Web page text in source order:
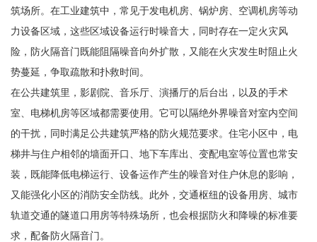
筑场所。在工业建筑中，常见于发电机房、锅炉房、空调机房等动
力设备区域，这些区域设备运行时噪音大，同时存在一定火灾风
险，防火隔音门既能阻隔噪音向外扩散，又能在火灾发生时阻止火
势蔓延，争取疏散和扑救时间。
在公共建筑里，影剧院、音乐厅、演播厅的后台出，以及的手术
室、电梯机房等区域都需要使用。它可以隔绝外界噪音对室内空间
的干扰，同时满足公共建筑严格的防火规范要求。住宅小区中，电
梯井与住户相邻的墙面开口、地下车库出、变配电室等位置也常安
装，既能降低电梯运行、设备运作产生的噪音对住户休息的影响，
又能强化小区的消防安全防线。此外，交通枢纽的设备用房、城市
轨道交通的隧道口用房等特殊场所，也会根据防火和降噪的标准要
求，配备防火隔音门。